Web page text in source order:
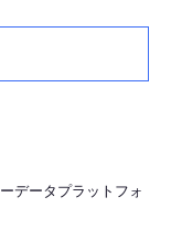
データプラットフォ